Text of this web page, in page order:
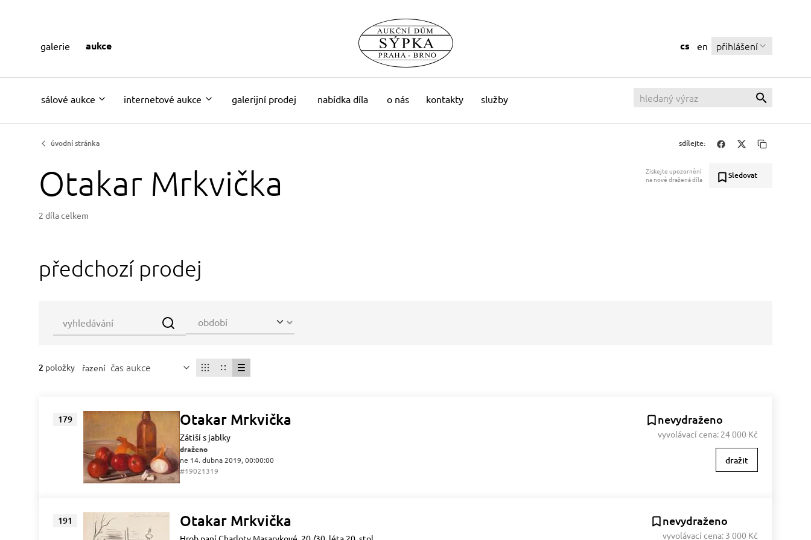
sálové aukce internetové aukce galerijní prodej nabídka díla o nás kontakty služby
cs en přihlášení
galerie aukce
úvodní stránka sdílejte:
Otakar Mrkvička
Získejte upozornění
na nově dražená díla
Sledovat
2 díla celkem
předchozí prodej
2 položky řazení čas aukce
179 Otakar Mrkvička
Zátiší s jablky
draženo
ne 14. dubna 2019, 00:00:00
#19021319
nevydraženo
vyvolávací cena: 24 000 Kč
dražit
191 Otakar Mrkvička nevydraženo
vyvolávací cena: 3 000 Kč